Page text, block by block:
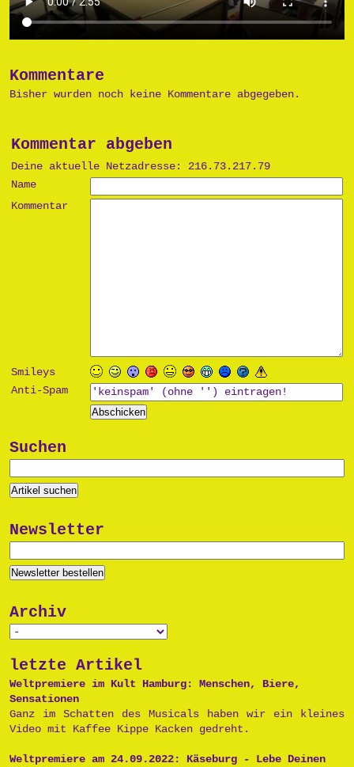
Kommentare
Bisher wurden noch keine Kommentare abgegeben.
Kommentar abgeben
Deine aktuelle Netzadresse: 216.73.217.79
Name
Kommentar
Smileys
Anti-Spam
Suchen
Newsletter
Archiv
letzte Artikel
Weltpremiere im Kult Hamburg: Menschen, Biere,
Sensationen
Ganz im Schatten des Musicals haben wir ein kleines
Video mit Kaffee Kippe Kacken gedreht.
Weltpremiere am 24.09.2022: Käseburg - Lebe Deinen